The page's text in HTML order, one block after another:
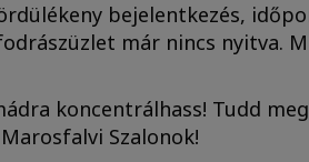
bejelentkezés,
már nincs nyitva.
koncentrálhass! Tudd
Szalonok!